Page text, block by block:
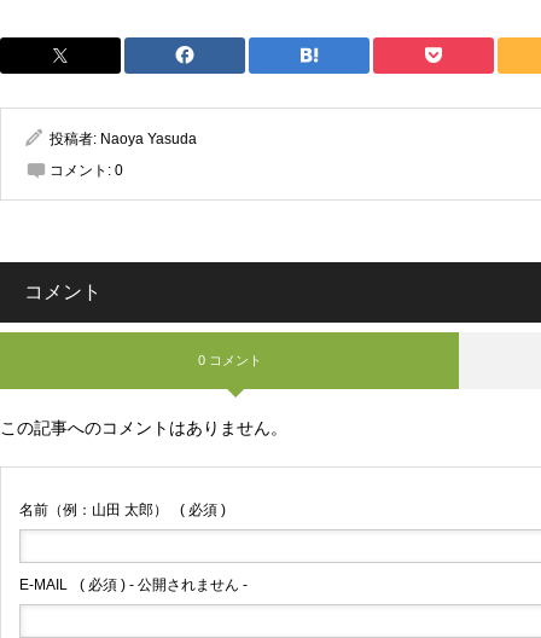
投稿者: Naoya Yasuda
コメント: 0
コメント
0 コメント
この記事へのコメントはありません。
名前（例：山田 太郎） ( 必須 )
E-MAIL ( 必須 ) - 公開されません -